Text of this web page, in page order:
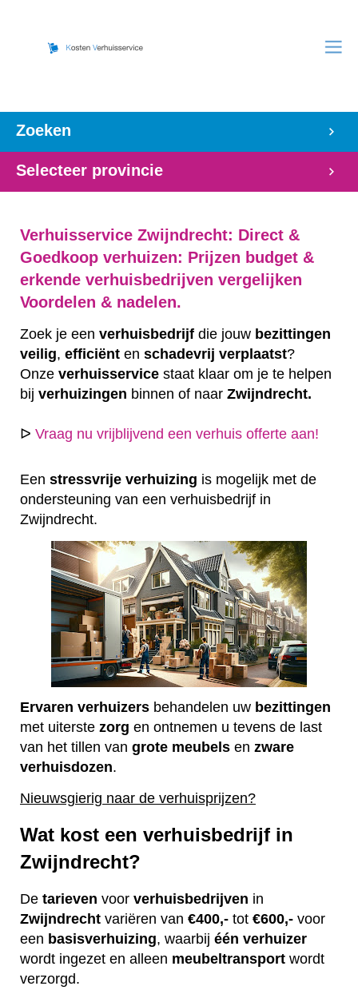
Zoeken
Selecteer provincie
Verhuisservice Zwijndrecht: Direct &
Goedkoop verhuizen: Prijzen budget &
erkende verhuisbedrijven vergelijken
Voordelen & nadelen.
Zoek je een verhuisbedrijf die jouw bezittingen
veilig, efficiënt en schadevrij verplaatst?
Onze verhuisservice staat klaar om je te helpen
bij verhuizingen binnen of naar Zwijndrecht.
ᐅ Vraag nu vrijblijvend een verhuis offerte aan!
Een stressvrije verhuizing is mogelijk met de
ondersteuning van een verhuisbedrijf in
Zwijndrecht.
Ervaren verhuizers behandelen uw bezittingen
met uiterste zorg en ontnemen u tevens de last
van het tillen van grote meubels en zware
verhuisdozen.
Nieuwsgierig naar de verhuisprijzen?
Wat kost een verhuisbedrijf in
Zwijndrecht?
De tarieven voor verhuisbedrijven in
Zwijndrecht variëren van €400,- tot €600,- voor
een basisverhuizing, waarbij één verhuizer
wordt ingezet en alleen meubeltransport wordt
verzorgd.